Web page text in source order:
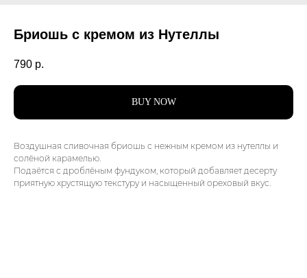
Бриошь с кремом из Нутеллы
790 р.
BUY NOW
Воздушная сливочная бриошь с нежным кремом из нутеллы и
солёной карамелью.
Подаётся с дроблёным фундуком, который добавляет десерту
приятную хрустящую текстуру и насыщенный ореховый вкус.